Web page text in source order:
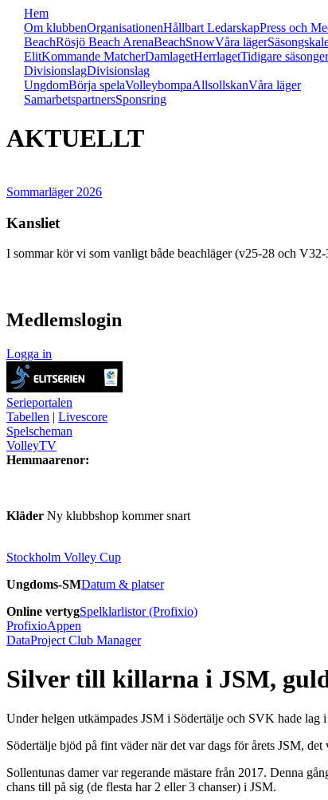
Hem
Om klubbenOrganisationenHållbart LedarskapPress och
BeachRösjö Beach ArenaBeachSnowVåra läger
ElitKommande MatcherDamlagetHerrlagetTidigare säsonger
DivisionslagDivisionslag
UngdomBörja spelaVolleybompaAllsollskanVåra läger
SamarbetspartnersSponsring
AKTUELLT
Sommarläger 2026
Kansliet
I sommar kör vi som vanligt både beachläger (v25-28 och
Medlemslogin
Logga in
Serieportalen
Tabellen | Livescore
Spelscheman
VolleyTV
Hemmaarenor:
Kläder Ny klubbshop kommer snart
Stockholm Volley Cup
Ungdoms-SMDatum & platser
Online vertygSpelklarlistor (Profixio)
ProfixioAppen
DataProject Club Manager
Silver till killarna i JSM,
Under helgen utkämpades JSM i Södertälje och SVK hade
Södertälje bjöd på fint väder när det var dags för årets JSM,
Sollentunas damer var regerande mästare från 2017. Denna
chans till på sig (de flesta har 2 eller 3 chanser) i JSM.